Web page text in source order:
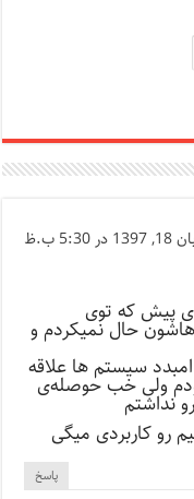
در 5:30 ب.ظ
پیش که توی
حال نمیکردم و
سیستم ها علاقه
ولی خب حوصله‌ی
نداشتم
رو کاربردی میگی
پاسخ